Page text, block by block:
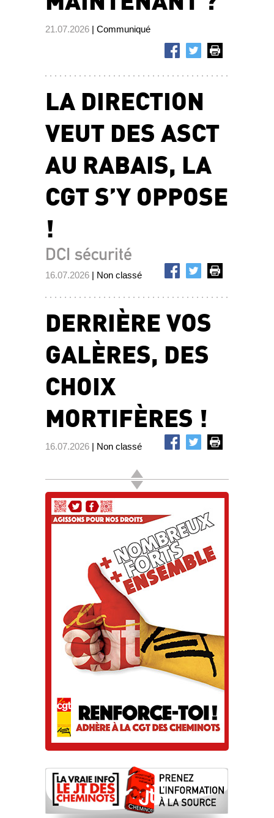
21.07.2026 | Communiqué
LA DIRECTION
VEUT DES ASCT
AU RABAIS, LA
CGT S’Y OPPOSE
!
DCI sécurité
16.07.2026 | Non classé
DERRIÈRE VOS
GALÈRES, DES
CHOIX
MORTIFÈRES !
16.07.2026 | Non classé